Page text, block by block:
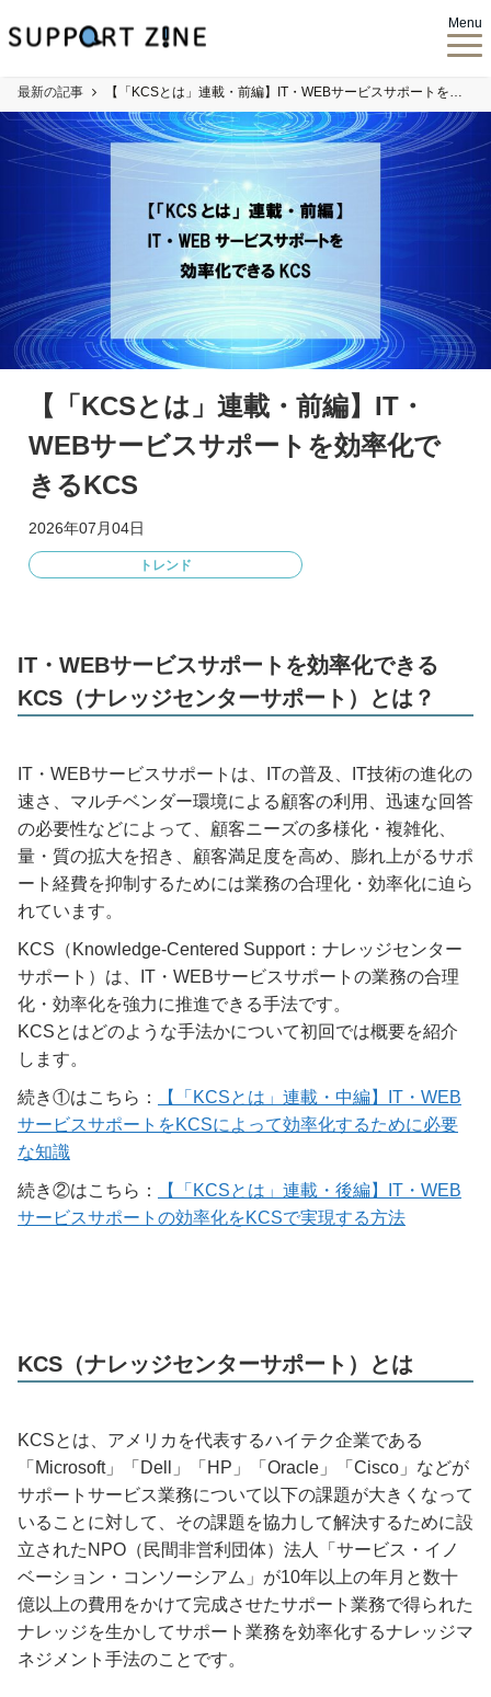
Menu
最新の記事 【「KCSとは」連載・前編】IT・WEBサービスサポートを効率化できるKCS
【「KCSとは」連載・前編】IT・
WEBサービスサポートを効率化で
きるKCS
2026年07月04日
トレンド
IT・WEBサービスサポートを効率化できる
KCS（ナレッジセンターサポート）とは？
IT・WEBサービスサポートは、ITの普及、IT技術の進化の
速さ、マルチベンダー環境による顧客の利用、迅速な回答
の必要性などによって、顧客ニーズの多様化・複雑化、
量・質の拡大を招き、顧客満足度を高め、膨れ上がるサポ
ート経費を抑制するためには業務の合理化・効率化に迫ら
れています。
KCS（Knowledge-Centered Support：ナレッジセンター
サポート）は、IT・WEBサービスサポートの業務の合理
化・効率化を強力に推進できる手法です。
KCSとはどのような手法かについて初回では概要を紹介
します。
続き①はこちら：
【「KCSとは」連載・中編】IT・WEB
サービスサポートをKCSによって効率化するために必要
な知識
続き②はこちら：
【「KCSとは」連載・後編】IT・WEB
サービスサポートの効率化をKCSで実現する方法
KCS（ナレッジセンターサポート）とは
KCSとは、アメリカを代表するハイテク企業である
「Microsoft」「Dell」「HP」「Oracle」「Cisco」などが
サポートサービス業務について以下の課題が大きくなって
いることに対して、その課題を協力して解決するために設
立されたNPO（民間非営利団体）法人「サービス・イノ
ベーション・コンソーシアム」が10年以上の年月と数十
億以上の費用をかけて完成させたサポート業務で得られた
ナレッジを生かしてサポート業務を効率化するナレッジマ
ネジメント手法のことです。